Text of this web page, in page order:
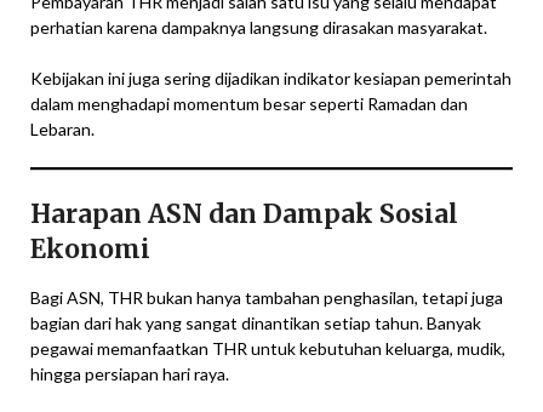
perhatian karena dampaknya langsung dirasakan masyarakat.
Kebijakan ini juga sering dijadikan indikator kesiapan pemerintah
dalam menghadapi momentum besar seperti Ramadan dan
Lebaran.
Harapan ASN dan Dampak Sosial
Ekonomi
Bagi ASN, THR bukan hanya tambahan penghasilan, tetapi juga
bagian dari hak yang sangat dinantikan setiap tahun. Banyak
pegawai memanfaatkan THR untuk kebutuhan keluarga, mudik,
hingga persiapan hari raya.